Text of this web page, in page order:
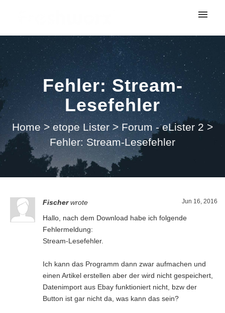
My tickets
Submit ticket
Login
Fehler: Stream-
Lesefehler
Home > etope Lister > Forum - eLister 2 >
Fehler: Stream-Lesefehler
Jun 16, 2016
Fischer wrote
Hallo, nach dem Download habe ich folgende
Fehlermeldung:
Stream-Lesefehler.
Ich kann das Programm dann zwar aufmachen und
einen Artikel erstellen aber der wird nicht gespeichert,
Datenimport aus Ebay funktioniert nicht, bzw der
Button ist gar nicht da, was kann das sein?